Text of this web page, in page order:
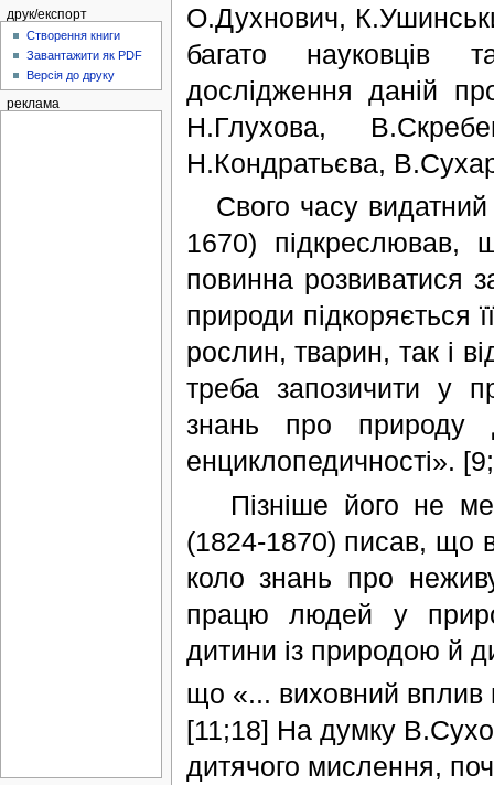
О.Духнович,
багато науковців
дослідження даній
Н.Глухова,
Н.Кондратьєва,
Свого часу
1670)
повинна розвиватися
природи підкоряється
рослин, тварин, так і
треба запозичити у
знань про природу
енциклопедичності».
Пізніше його не
(1824-1870) писав, що
коло знань про
працю людей у
дитини із природою й
що «... виховний вплив
[11;18] На думку
дитячого мислення,
друк/експорт
Створення книги
Завантажити як PDF
Версія до друку
реклама